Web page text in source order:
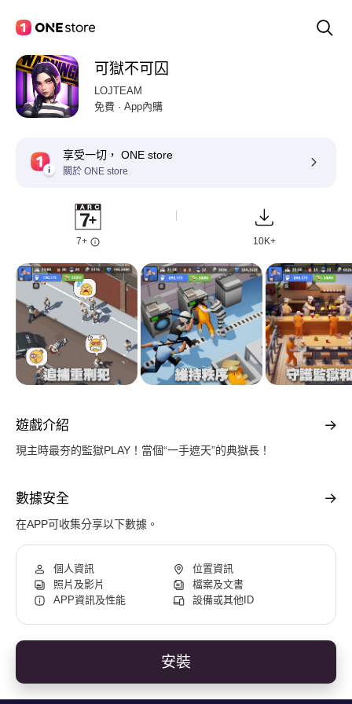
可獄不可囚
LOJTEAM
免費 · App內購
享受一切， ONE store
關於 ONE store
7+ 10K+
遊戲介紹
現主時最夯的監獄PLAY！當個“一手遮天”的典獄長！
數據安全
在APP可收集分享以下數據。
個人資訊
位置資訊
照片及影片
檔案及文書
APP資訊及性能
設備或其他ID
安裝